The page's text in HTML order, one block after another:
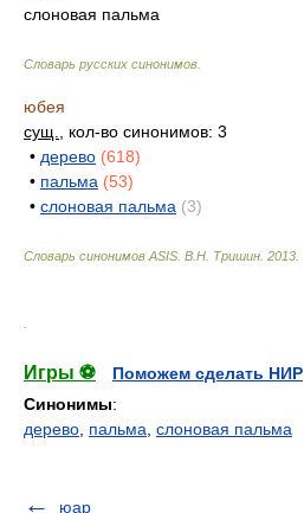
слоновая пальма
Словарь русских синонимов
юбея
сущ.
, кол-во синонимов: 3
• дерево (618)
• пальма (53)
• слоновая пальма (3)
Словарь синонимов ASIS. В.Н. Тришин 2013
Игры ⚽
Поможем сделать НИР
Синонимы:
дерево пальма слоновая пальма
юар